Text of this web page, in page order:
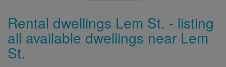
Rental dwellings Lem St. - listing
all available dwellings near Lem
St.